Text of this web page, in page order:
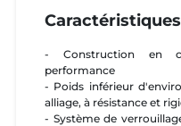
Caractéristiques
- Construction en
performance
- Poids inférieur
alliage, à résistance et
- Système de